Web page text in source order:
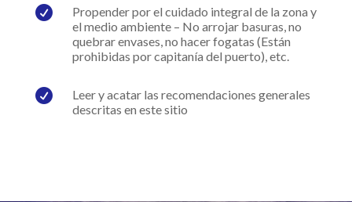

Propender por el cuidado integral de la zona y
el medio ambiente – No arrojar basuras, no
quebrar envases, no hacer fogatas (Están
prohibidas por capitanía del puerto), etc.

Leer y acatar las recomendaciones generales
descritas en este sitio